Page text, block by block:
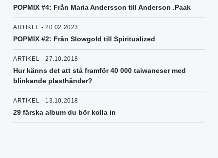
POPMIX #4: Från Maria Andersson till Anderson .Paak
ARTIKEL - 20.02.2023
POPMIX #2: Från Slowgold till Spiritualized
ARTIKEL - 27.10.2018
Hur känns det att stå framför 40 000 taiwaneser med
blinkande plasthänder?
ARTIKEL - 13.10.2018
29 färska album du bör kolla in